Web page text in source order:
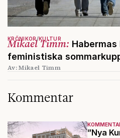
Mikael Timm:
feministiska
KRÖNIKOR KULTUR
Av: Mikael Timm
Kommentar
”Nya